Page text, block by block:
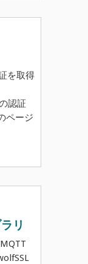
を取得
認証
ページ
リ